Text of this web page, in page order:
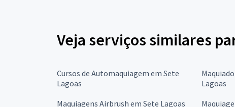
Veja serviços similares
Cursos de Automaquiagem em Sete
Lagoas
Lagoas
Maquiagens Airbrush em Sete Lagoas